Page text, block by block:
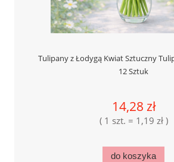
Tulipany z Łodygą Kwiat Sztuczny
12 Sztuk
14,28 zł
( 1 szt. = 1,19 zł )
do koszyka